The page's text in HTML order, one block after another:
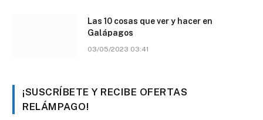
Las 10 cosas que ver y hacer en
Galápagos
03/05/2023 03:41
¡SUSCRÍBETE Y RECIBE OFERTAS
RELÁMPAGO!